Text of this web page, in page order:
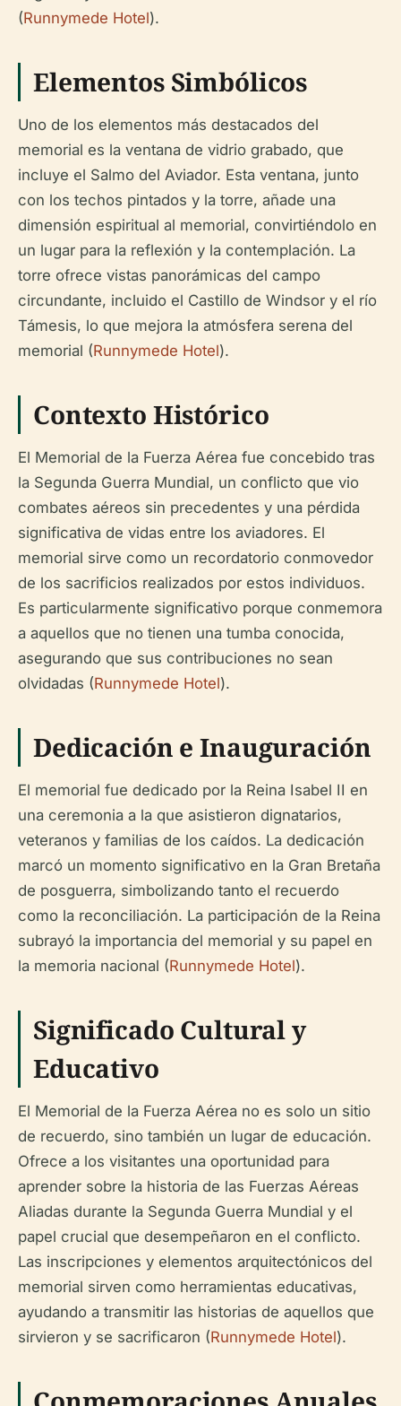
(Runnymede Hotel).
Elementos Simbólicos
Uno de los elementos más destacados del
memorial es la ventana de vidrio grabado, que
incluye el Salmo del Aviador. Esta ventana, junto
con los techos pintados y la torre, añade una
dimensión espiritual al memorial, convirtiéndolo en
un lugar para la reflexión y la contemplación. La
torre ofrece vistas panorámicas del campo
circundante, incluido el Castillo de Windsor y el río
Támesis, lo que mejora la atmósfera serena del
memorial (Runnymede Hotel).
Contexto Histórico
El Memorial de la Fuerza Aérea fue concebido tras
la Segunda Guerra Mundial, un conflicto que vio
combates aéreos sin precedentes y una pérdida
significativa de vidas entre los aviadores. El
memorial sirve como un recordatorio conmovedor
de los sacrificios realizados por estos individuos.
Es particularmente significativo porque conmemora
a aquellos que no tienen una tumba conocida,
asegurando que sus contribuciones no sean
olvidadas (Runnymede Hotel).
Dedicación e Inauguración
El memorial fue dedicado por la Reina Isabel II en
una ceremonia a la que asistieron dignatarios,
veteranos y familias de los caídos. La dedicación
marcó un momento significativo en la Gran Bretaña
de posguerra, simbolizando tanto el recuerdo
como la reconciliación. La participación de la Reina
subrayó la importancia del memorial y su papel en
la memoria nacional (Runnymede Hotel).
Significado Cultural y
Educativo
El Memorial de la Fuerza Aérea no es solo un sitio
de recuerdo, sino también un lugar de educación.
Ofrece a los visitantes una oportunidad para
aprender sobre la historia de las Fuerzas Aéreas
Aliadas durante la Segunda Guerra Mundial y el
papel crucial que desempeñaron en el conflicto.
Las inscripciones y elementos arquitectónicos del
memorial sirven como herramientas educativas,
ayudando a transmitir las historias de aquellos que
sirvieron y se sacrificaron (Runnymede Hotel).